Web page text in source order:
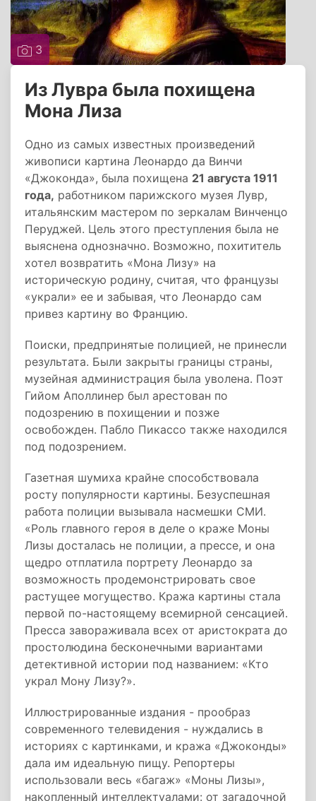
3
Из Лувра была похищена
Мона Лиза
Одно из самых известных произведений
живописи картина Леонардо да Винчи
«Джоконда», была похищена 21 августа 1911
года, работником парижского музея Лувр,
итальянским мастером по зеркалам Винченцо
Перуджей. Цель этого преступления была не
выяснена однозначно. Возможно, похититель
хотел возвратить «Мона Лизу» на
историческую родину, считая, что французы
«украли» ее и забывая, что Леонардо сам
привез картину во Францию.
Поиски, предпринятые полицией, не принесли
результата. Были закрыты границы страны,
музейная администрация была уволена. Поэт
Гийом Аполлинер был арестован по
подозрению в похищении и позже
освобожден. Пабло Пикассо также находился
под подозрением.
Газетная шумиха крайне способствовала
росту популярности картины. Безуспешная
работа полиции вызывала насмешки СМИ.
«Роль главного героя в деле о краже Моны
Лизы досталась не полиции, а прессе, и она
щедро отплатила портрету Леонардо за
возможность продемонстрировать свое
растущее могущество. Кража картины стала
первой по-настоящему всемирной сенсацией.
Пресса завораживала всех от аристократа до
простолюдина бесконечными вариантами
детективной истории под названием: «Кто
украл Мону Лизу?».
Иллюстрированные издания - прообраз
современного телевидения - нуждались в
историях с картинками, и кража «Джоконды»
дала им идеальную пищу. Репортеры
использовали весь «багаж» «Моны Лизы»,
накопленный интеллектуалами: от загадочной